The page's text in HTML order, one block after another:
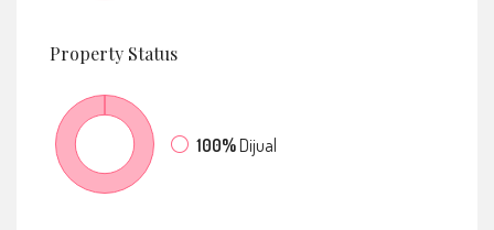
Property Status
100%Dijual